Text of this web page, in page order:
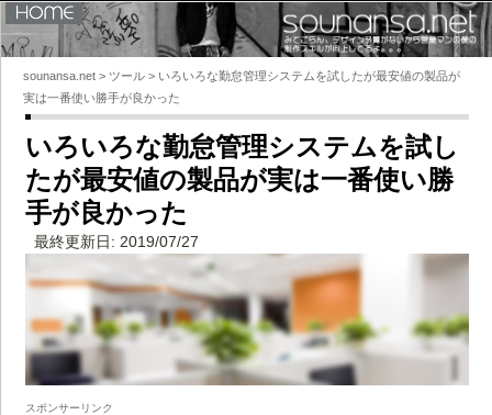
HOME
sounansa.net
sounansa.net > ツール > いろいろな勤怠管理システムを試したが最安値の製品が
実は一番使い勝手が良かった
いろいろな勤怠管理システムを試し
たが最安値の製品が実は一番使い勝
手が良かった
最終更新日: 2019/07/27
スポンサーリンク